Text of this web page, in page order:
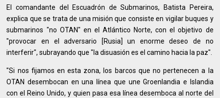
El comandante del Escuadrón de Submarinos, Batista Pereira,
explica que se trata de una misión que consiste en vigilar buques y
submarinos "no OTAN" en el Atlántico Norte, con el objetivo de
"provocar en el adversario [Rusia] un enorme deseo de no
interferir", subrayando que "la disuasión es el camino hacia la paz".
"Si nos fijamos en esta zona, los barcos que no pertenecen a la
OTAN desembocan en una línea que une Groenlandia e Islandia
con el Reino Unido, y quien pasa esa línea desemboca al norte del